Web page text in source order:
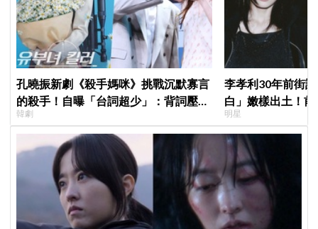
孔曉振新劇《殺手媽咪》挑戰沉默寡言
的殺手！自曝「台詞超少」：背詞壓力
小很多XD
韓劇
李孝利30年前街
白」嫩樣出土！
傳奇
明星